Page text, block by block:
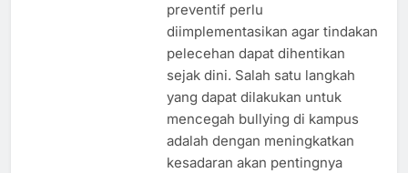
preventif perlu
diimplementasikan agar tindakan
pelecehan dapat dihentikan
sejak dini. Salah satu langkah
yang dapat dilakukan untuk
mencegah bullying di kampus
adalah dengan meningkatkan
kesadaran akan pentingnya